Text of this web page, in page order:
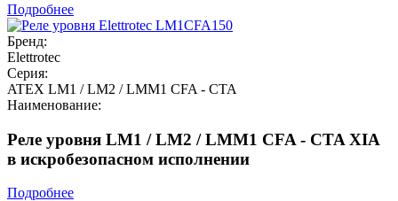
Подробнее
Бренд:
Elettrotec
Серия:
ATEX LM1 / LM2 / LMM1 CFA - CTA
Наименование:
Реле уровня LM1 / LM2 / LMM1 CFA - CTA XIA
в искробезопасном исполнении
Подробнее